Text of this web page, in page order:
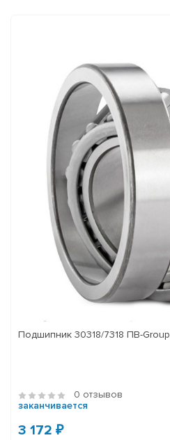
Подшипник 30318/7318 ПВ-Group
0 отзывов
заканчивается
3 172 ₽